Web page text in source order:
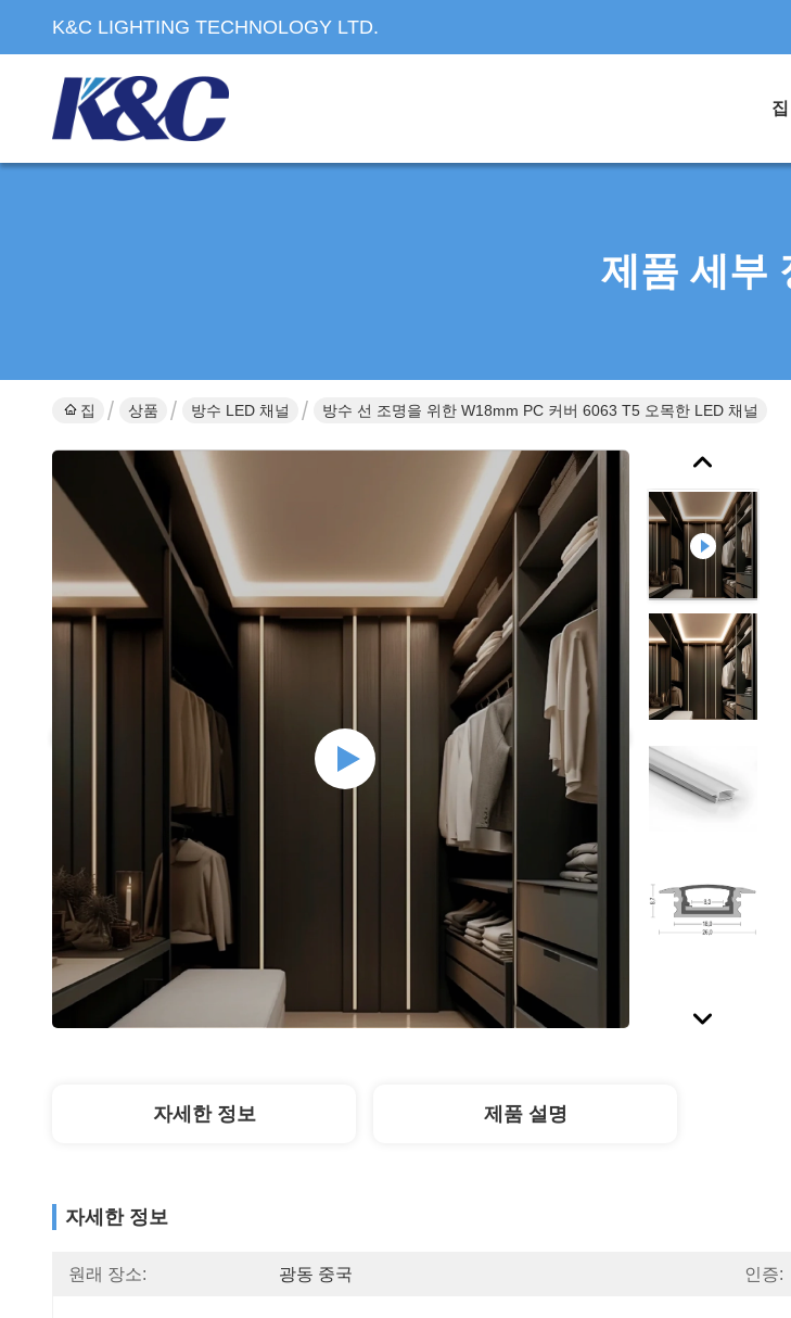
K&C LIGHTING TECHNOLOGY LTD.
집
제품 세부
집 상품 방수 LED 채널 방수 선 조명을 위한 W18mm PC 커버 6063 T5 오목한 LED 채널
자세한 정보 제품 설명
자세한 정보
원래 장소: 광동 중국 인증: